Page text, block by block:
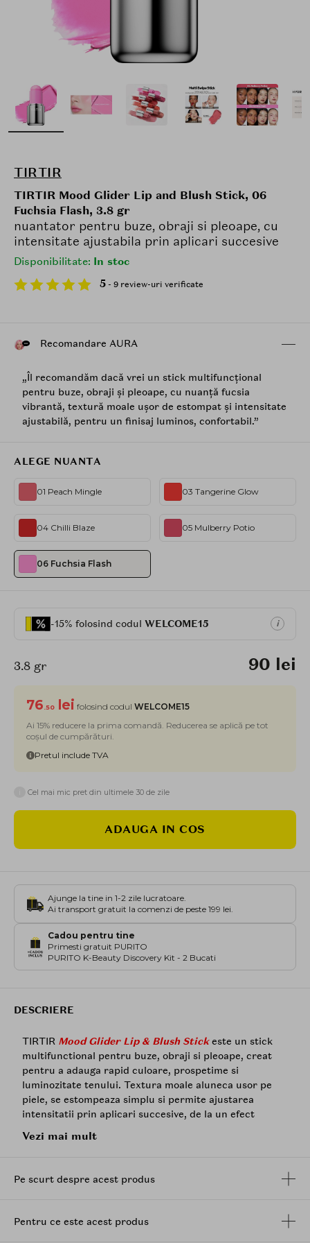
TIRTIR
TIRTIR Mood Glider Lip and Blush Stick, 06
Fuchsia Flash, 3.8 gr
nuantator pentru buze, obraji si pleoape, cu
intensitate ajustabila prin aplicari succesive
Disponibilitate: In stoc
5 - 9 review-uri verificate
Recomandare AURA
„Îl recomandăm dacă vrei un stick multifuncțional
pentru buze, obraji și pleoape, cu nuanță fucsia
vibrantă, textură moale ușor de estompat și intensitate
ajustabilă, pentru un finisaj luminos, confortabil.”
ALEGE NUANTA
01 Peach Mingle 03 Tangerine Glow
04 Chilli Blaze 05 Mulberry Potio
06 Fuchsia Flash
-15% folosind codul WELCOME15 i
3.8 gr 90 lei
76 .50 lei folosind codul WELCOME15
Ai 15% reducere la prima comandă. Reducerea se aplică pe tot
coșul de cumpărături.
Pretul include TVA
Cel mai mic pret din ultimele 30 de zile
ADAUGA IN COS
Ajunge la tine in 1-2 zile lucratoare.
Ai transport gratuit la comenzi de peste 199 lei.
Cadou pentru tine
Primesti gratuit PURITO
PURITO K-Beauty Discovery Kit - 2 Bucati
DESCRIERE
TIRTIR Mood Glider Lip & Blush Stickeste un stick
multifunctional pentru buze, obraji si pleoape, creat
pentru a adauga rapid culoare, prospetime si
luminozitate tenului. Textura moale aluneca usor pe
piele, se estompeaza simplu si permite ajustarea
intensitatii prin aplicari succesive, de la un efect
mentinerea hidratarii si un strat cu rol nutritiv.
Vezi mai mult
Pe scurt despre acest produs
Pentru ce este acest produs